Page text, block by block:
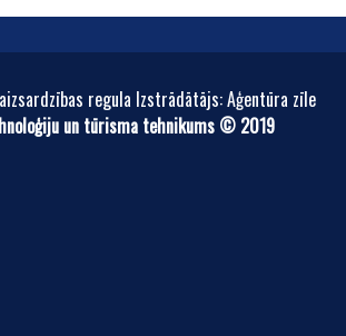
regula Izstrādātājs: Aģentūra zīle
un tūrisma tehnikums © 2019